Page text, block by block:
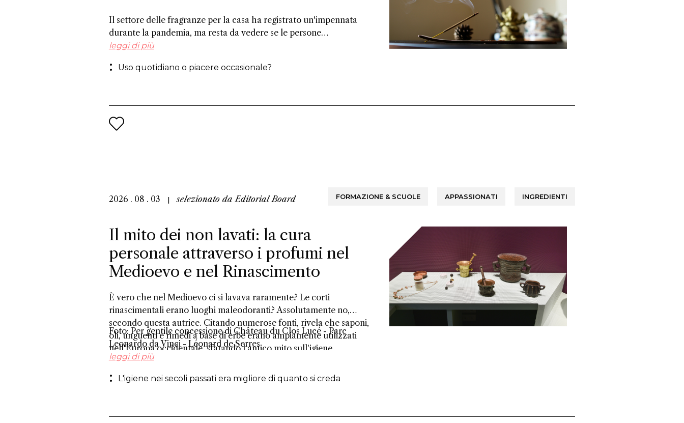
Il settore delle fragranze per la casa ha registrato un'impennata
durante la pandemia, ma resta da vedere se le persone
continueranno a profumare regolarmente i propri ambienti,
del mercato per le fragranze senza fiamma rispetto alle tradizionali
leggi di più
Uso quotidiano o piacere occasionale?
2026 . 08 . 03 selezionato daEditorial Board FORMAZIONE & SCUOLE APPASSIONATI INGREDIENTI
Il mito dei non lavati: la cura
personale attraverso i profumi nel
Medioevo e nel Rinascimento
È vero che nel Medioevo ci si lavava raramente? Le corti
rinascimentali erano luoghi maleodoranti? Assolutamente no,
secondo questa autrice. Citando numerose fonti, rivela che saponi,
oli, unguenti e rimedi a base di erbe erano ampiamente utilizzati
nell'Europa occidentale, sfatando l'antico mito sull'igiene.
Foto: Per gentile concessione di Château du Clos Lucé - Parc
Leonardo da Vinci - Léonard de Serres
leggi di più
L'igiene nei secoli passati era migliore di quanto si creda